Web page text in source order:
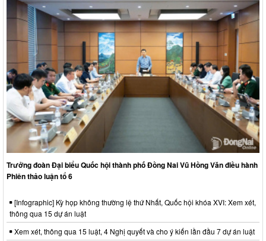
Trưởng đoàn Đại biểu Quốc hội thành phố Đồng Nai Vũ Hồng Văn điều hành
Phiên thảo luận tổ 6
[Infographic] Kỳ họp không thường lệ thứ Nhất, Quốc hội khóa XVI: Xem xét,
thông qua 15 dự án luật
Xem xét, thông qua 15 luật, 4 Nghị quyết và cho ý kiến lần đầu 7 dự án luật